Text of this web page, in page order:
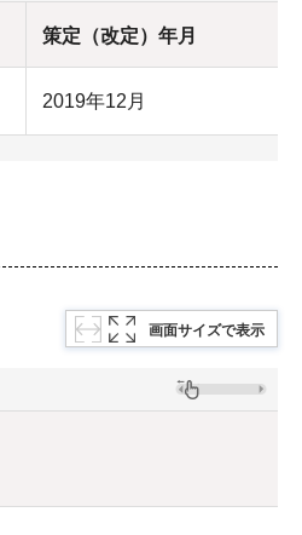
策定（改定）年月
2019年12月
画面サイズで表示